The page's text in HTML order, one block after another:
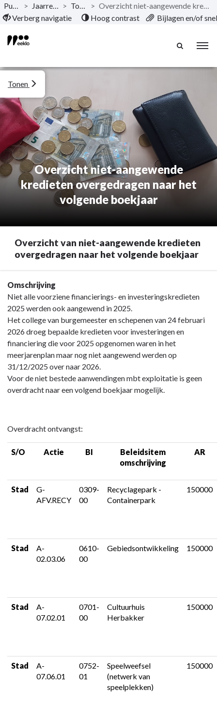
Naar hoofdinhoud
Publicaties > Jaarrekening 2025 > Toelichting >
Overzicht niet-aangewende kredieten overgedragen naar het volgende boekjaar
Verberg navigatie
Hoog contrast Bijlagen en/of
Overzicht niet-aangewende
kredieten overgedragen naar het
volgende boekjaar
Tonen
Overzicht van niet-aangewende kredieten
overgedragen naar het volgende boekjaar
Terug
naar
navigatie
Overzicht
niet-
aangewende
kredieten
overgedragen
naar
boekjaar
Overzicht
aangewende
kredieten
overgedragen
volgende
boekjaar
Omschrijving
Niet alle voorziene financierings- en investeringskredieten
2025 werden ook aangewend in 2025.
Het college van burgemeester en schepenen van 24 februari
2026 droeg bepaalde kredieten voor investeringen en
financiering die voor 2025 opgenomen waren in het
meerjarenplan maar nog niet aangewend werden op
31/12/2025 over naar 2026.
Voor de niet bestede aanwendingen mbt exploitatie is geen
overdracht naar een volgend boekjaar mogelijk.
Overdracht ontvangst:
S/O Actie BI
Beleidsitem
omschrijving
AR
Stad
G-
AFV.RECY
0309-
00
Recyclagepark -
Containerpark
150000
Stad
A-
02.03.06
0610-
00
Gebiedsontwikkeling 150000
Stad
A-
07.02.01
0701-
00
Cultuurhuis
Herbakker
150000
Stad
A-
07.06.01
0752-
01
Speelweefsel
(netwerk van
speelplekken)
150000